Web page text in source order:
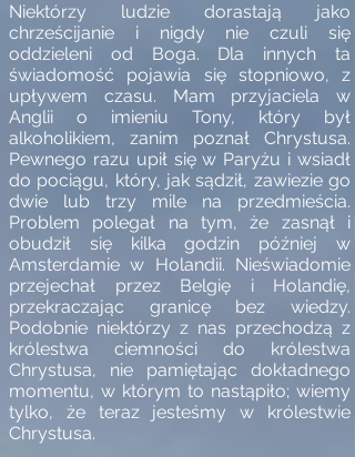
Niektórzy ludzie dorastają jako
chrześcijanie i nigdy nie czuli się
oddzieleni od Boga. Dla innych ta
świadomość pojawia się stopniowo, z
upływem czasu. Mam przyjaciela w
Anglii o imieniu Tony, który był
alkoholikiem, zanim poznał Chrystusa.
Pewnego razu upił się w Paryżu i wsiadł
do pociągu, który, jak sądził, zawiezie go
dwie lub trzy mile na przedmieścia.
Problem polegał na tym, że zasnął i
obudził się kilka godzin później w
Amsterdamie w Holandii. Nieświadomie
przejechał przez Belgię i Holandię,
przekraczając granicę bez wiedzy.
Podobnie niektórzy z nas przechodzą z
królestwa ciemności do królestwa
Chrystusa, nie pamiętając dokładnego
momentu, w którym to nastąpiło; wiemy
tylko, że teraz jesteśmy w królestwie
Chrystusa.